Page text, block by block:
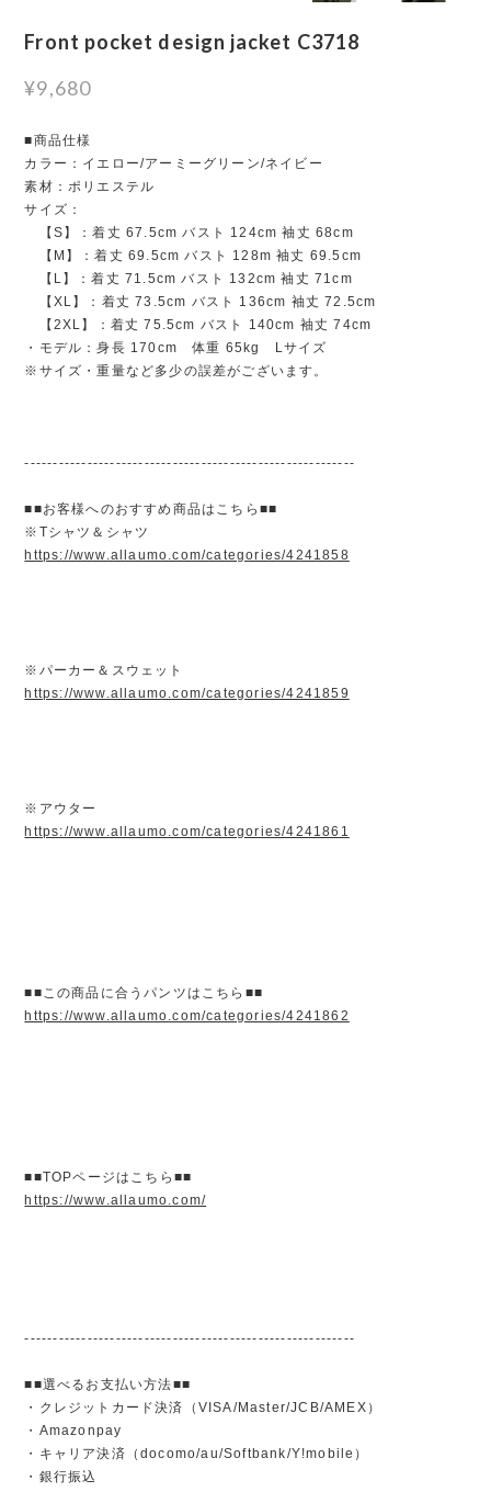
Front pocket design jacket C3718
¥9,680
■商品仕様
カラー：イエロー/アーミーグリーン/ネイビー
素材：ポリエステル
サイズ：
【S】：着丈 67.5cm バスト 124cm 袖丈 68cm
【M】：着丈 69.5cm バスト 128m 袖丈 69.5cm
【L】：着丈 71.5cm バスト 132cm 袖丈 71cm
【XL】：着丈 73.5cm バスト 136cm 袖丈 72.5cm
【2XL】：着丈 75.5cm バスト 140cm 袖丈 74cm
・モデル：身長 170cm 体重 65kg Lサイズ
※サイズ・重量など多少の誤差がございます。
----------------------------------------------------------
■■お客様へのおすすめ商品はこちら■■
※Tシャツ＆シャツ
https://www.allaumo.com/categories/4241858
※パーカー＆スウェット
https://www.allaumo.com/categories/4241859
※アウター
https://www.allaumo.com/categories/4241861
■■この商品に合うパンツはこちら■■
https://www.allaumo.com/categories/4241862
■■TOPページはこちら■■
https://www.allaumo.com/
----------------------------------------------------------
■■選べるお支払い方法■■
・クレジットカード決済（VISA/Master/JCB/AMEX）
・Amazonpay
・キャリア決済（docomo/au/Softbank/Y!mobile）
・銀行振込